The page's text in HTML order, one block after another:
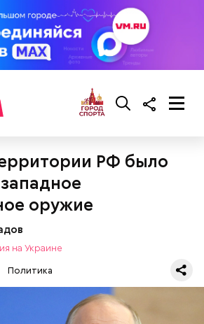
РФ было
оружие
на Украине
Политика
раскритиковала боевые
свою семью добиваться ее